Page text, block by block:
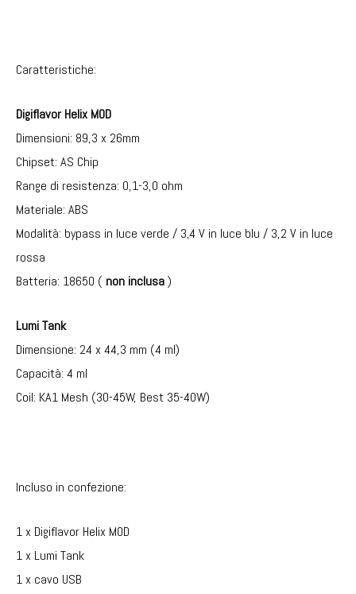
Caratteristiche:
Digiflavor Helix MOD
Dimensioni: 89,3 x 26mm
Chipset: AS Chip
Range di resistenza: 0,1-3,0 ohm
Materiale: ABS
Modalità: bypass in luce verde / 3,4 V in luce blu / 3,2 V in luce
rossa
Batteria: 18650 ( non inclusa)
Lumi Tank
Dimensione: 24 x 44,3 mm (4 ml)
Capacità: 4 ml
Coil: KA1 Mesh (30-45W, Best 35-40W)
Incluso in confezione:
1 x Digiflavor Helix MOD
1 x Lumi Tank
1 x cavo USB